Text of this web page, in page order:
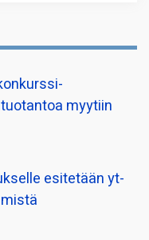
myytiin
esitetään yt-